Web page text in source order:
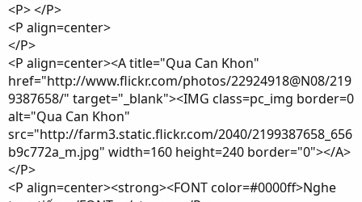
<P> </P>
<P align=center>
</P>
<P align=center><A title="Qua Can Khon"
href="http://www.flickr.com/photos/22924918@N08/219
9387658/" target="_blank"><IMG class=pc_img border=0
alt="Qua Can Khon"
src="http://farm3.static.flickr.com/2040/2199387658_656
b9c772a_m.jpg" width=160 height=240 border="0"></A>
</P>
<P align=center><strong><FONT color=#0000ff>Nghe